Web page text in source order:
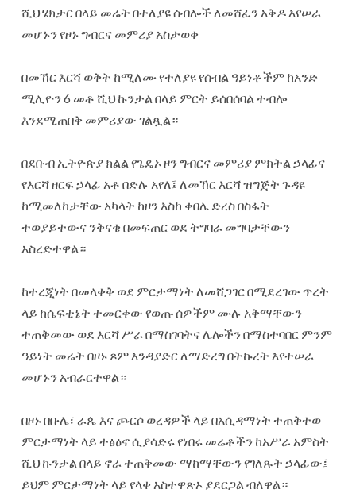
ሺህ ሄክታር በላይ መሬት በተለያዩ ሰብሎች ለመሸፈን አቅዶ እየሠራ
መሆኑን የዞኑ ግብርና መምሪያ አስታወቀ
‎በመኸር እርሻ ወቅት ከሚለሙ የተለያዩ የሰብል ዓይነቶችም ከአንድ
ሚሊዮን 6 መቶ ሺህ ኩንታል በላይ ምርት ይሰበሰባል ተብሎ
እንደሚጠበቅ መምሪያው ገልጿል።
‎በደቡብ ኢትዮጵያ ክልል የጌዴኦ ዞን ግብርና መምሪያ ምክትል ኃላፊና
የእርሻ ዘርፍ ኃላፊ አቶ በድሉ አየለ፤ ለመኸር እርሻ ዝግጅት ጉዳዩ
ከሚመለከታቸው አካላት ከዞን እስከ ቀበሌ ድረስ በስፋት
ተወያይተውና ንቅናቄ በመፍጠር ወደ ትግባራ መግባታቸውን
አስረድተዋል።
‎ከተረጂነት በመላቀቅ ወደ ምርታማነት ለመሸጋገር በሚደረገው ጥረት
ላይ ከሴፍቲኔት ተመርቀው የወጡ ሰዎችም ሙሉ አቅማቸውን
ተጠቅመው ወደ እርሻ ሥራ በማስገባትና ሌሎችን በማስተባበር ምንም
ዓይነት መሬት በዞኑ ጾም እንዳያድር ለማድረግ በትኩረት እየተሠራ
መሆኑን አብራርተዋል።
‎በዞኑ በቡሌ፣ ራጴ እና ጮርሶ ወረዳዎች ላይ በአሲዳማነት ተጠቅተወ
ምርታማነት ላይ ተፅዕኖ ሲያሳድሩ የነበሩ መሬቶችን ከአሥራ አምስት
ሺህ ኩንታል በላይ ኖራ ተጠቅመው ማከማቸውን የገለጹት ኃላፊው፤
ይህም ምርታማነት ላይ የላቀ አስተዋጽኦ ያደርጋል ብለዋል።